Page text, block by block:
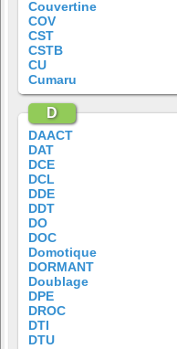
Couvertine
COV
CST
CSTB
CU
Cumaru
D
DAACT
DAT
DCE
DCL
DDE
DDT
DO
DOC
Domotique
DORMANT
Doublage
DPE
DROC
DTI
DTU